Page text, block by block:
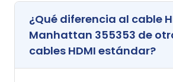
¿Qué diferencia al cable
Manhattan 355353 de
cables HDMI estándar?